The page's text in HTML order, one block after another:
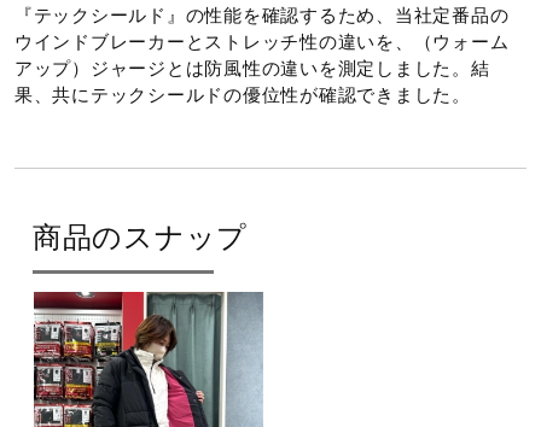
『テックシールド』の性能を確認するため、当社定番品の
ウインドブレーカーとストレッチ性の違いを、（ウォーム
アップ）ジャージとは防風性の違いを測定しました。結
果、共にテックシールドの優位性が確認できました。
商品のスナップ